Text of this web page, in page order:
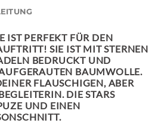
IST PERFEKT FÜR DEN
SIE IST MIT STERNEN
BEDRUCKT UND
BAUMWOLLE.
FLAUSCHIGEN, ABER
DIE STARS
UND EINEN